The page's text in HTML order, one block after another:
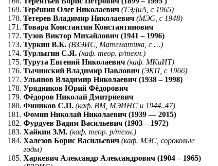
Терёшин Олег Николаевич (ТЭДиА, с 1965)
Тетерев Владимир Николаевич (МЭС, с 1948)
Товара Константин Константинович
Тузов Виктор Михайлович (1941 – 1996)
Туркин В.К. (ВЗЭИС, Математика, с …)
Турлыгин С.Я. (каф. теор. р/техн.)
Турута Евгений Николаевич (каф. МКиИТ)
Тычинский Владимир Павлович (ЭКП, с 1966)
Ульянов Владимир Николаевич (1938 – 1998)
Урядников Юрий Фёдорович
Фёдоров Николай Дмитриевич
Фиников С.П. (каф. ВМ, МЭИНС и 1944..47)
Фомин Николай Николаевич (1939 — 2015)
Фурдуев Вадим Васильевич (1903 – 1972)
Хайкин З.М. (каф. теор. р/техн.)
Халезов Борис Васильевич (каф. МЭС, сороковые
годы)
Харкевич Александр Александрович (1904 – 1965)